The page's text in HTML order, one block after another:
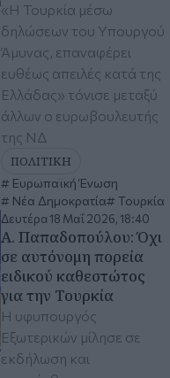
«Η Τουρκία μέσω
δηλώσεων του Υπουργού
Άμυνας, επαναφέρει
ευθέως απειλές κατά της
Ελλάδας» τόνισε μεταξύ
άλλων ο ευρωβουλευτής
της ΝΔ
ΠΟΛΙΤΙΚΗ
Ευρωπαϊκή Ένωση
Νέα Δημοκρατία
Τουρκία
Δευτέρα 18 Μαΐ 2026, 18:40
Α. Παπαδοπούλου: Όχι
σε αυτόνομη πορεία
ειδικού καθεστώτος
για την Τουρκία
Η υφυπουργός
Εξωτερικών μίλησε σε
εκδήλωση και